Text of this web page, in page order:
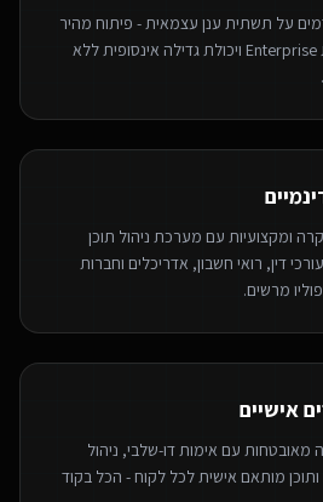
על תשתית ענן עצמאית - פיתוח מהיר
פי 3, אבטחה ברמת Enterprise ויכולת גדילה אינסופית ללא
ומקצועיות עם מערכת ניהול תוכן
דין, רואי חשבון, אדריכלים וחברות
מרשים.
אישיים
מאובטחות עם אימות דו-שלבי, ניהול
מותאם אישית לכל לקוח - הכל בקוד